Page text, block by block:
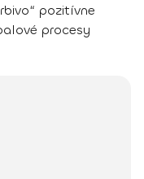
pozitívne
procesy